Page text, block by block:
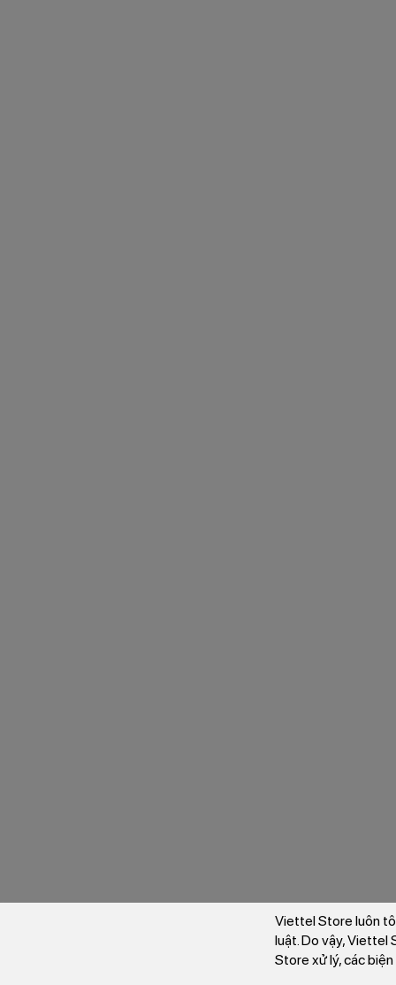
Viettel Store luôn
luật. Do vậy, Viettel
Store xử lý, các